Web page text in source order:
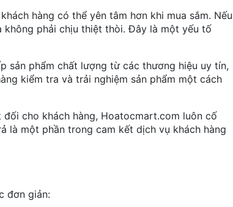
hàng có thể yên tâm hơn khi mua sắm. Nếu
không phải chịu thiệt thòi. Đây là một yếu tố
sản phẩm chất lượng từ các thương hiệu uy tín,
kiểm tra và trải nghiệm sản phẩm một cách
cho khách hàng, Hoatocmart.com luôn cố
là một phần trong cam kết dịch vụ khách hàng
đơn giản: